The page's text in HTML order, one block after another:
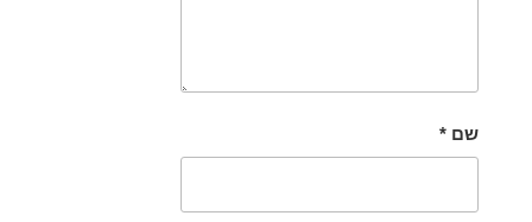
שם *